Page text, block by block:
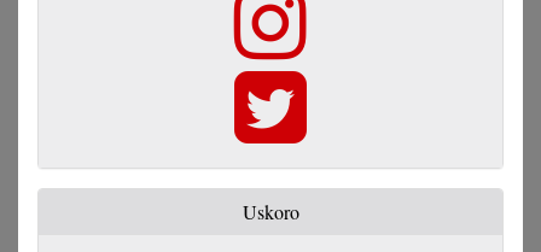
Uskoro